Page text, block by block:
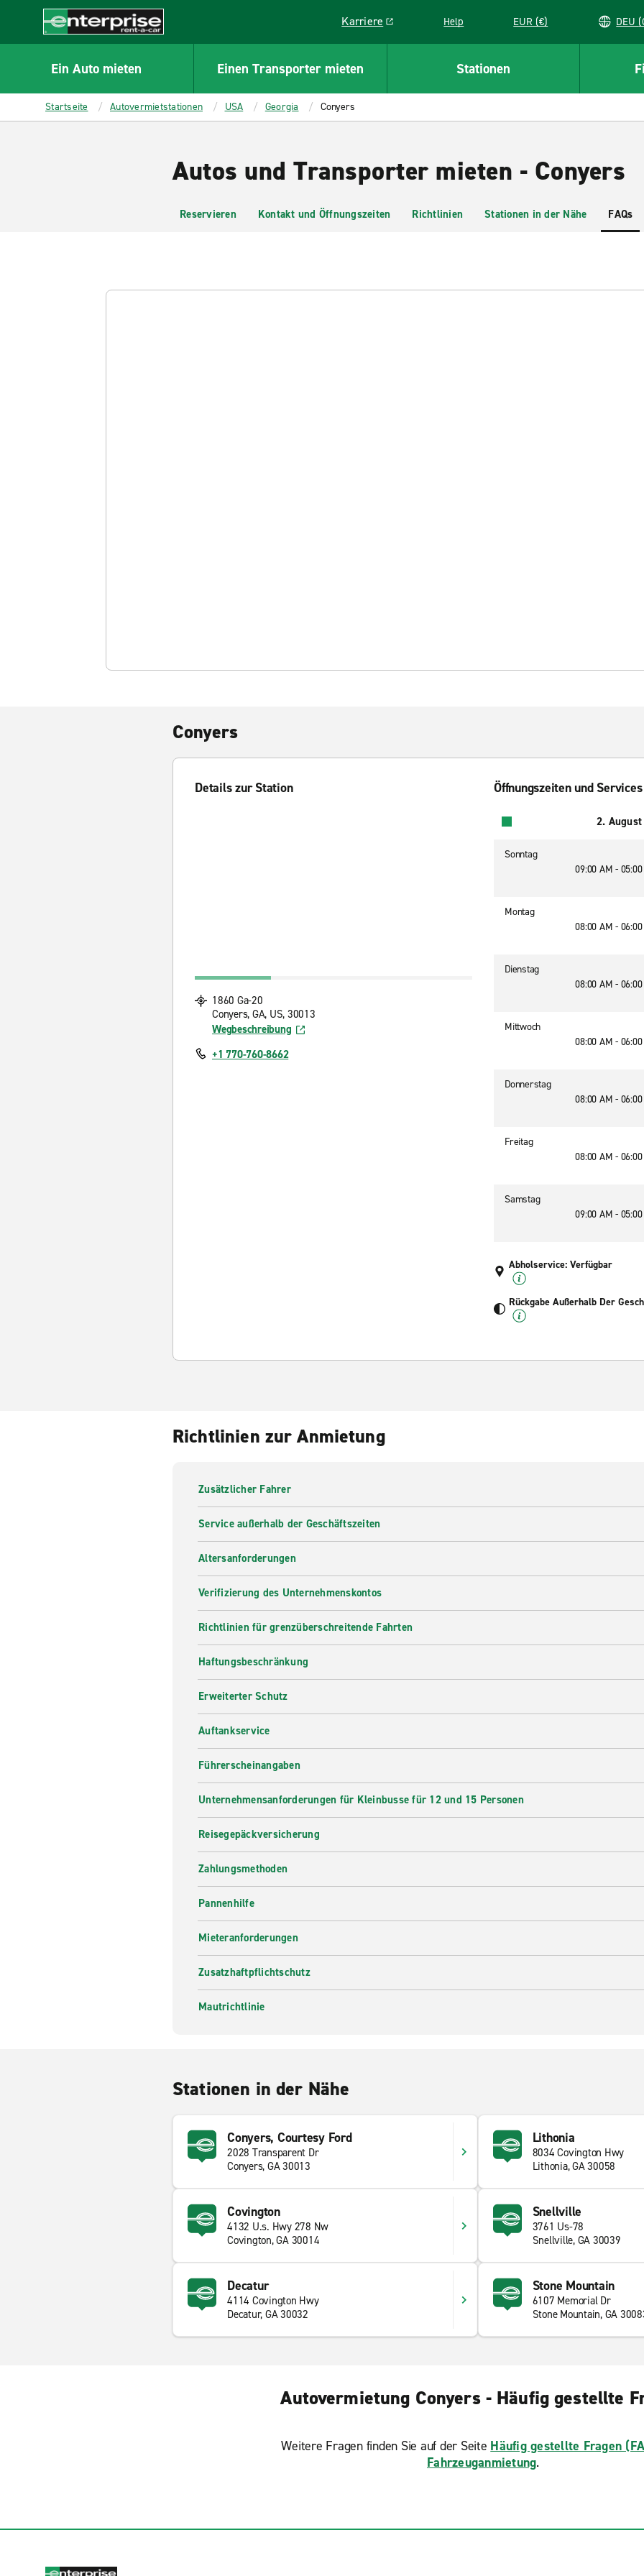
CONTENT
Enterprise
Karriere
Link opens in a new window
Help EUR (€)
Ein Auto mieten Einen Transporter mieten Stationen
Startseite Autovermietstationen USA Georgia Conyers
Autos und Transporter mieten - Conyers
Reservieren Kontakt und Öffnungszeiten Richtlinien Stationen in der Nähe FAQs
Conyers
Details zur Station
1860 Ga-20
Conyers, GA, US, 30013
Wegbeschreibung
+1 770-760-8662
Öffnungszeiten und Services
2.
Sonntag
09:00 AM -
Montag
08:00 AM -
Dienstag
08:00 AM -
Mittwoch
08:00 AM -
Donnerstag
08:00 AM -
Freitag
08:00 AM -
Samstag
09:00 AM -
Abholservice: Verfügbar
Rückgabe Außerhalb Der
Richtlinien zur Anmietung
Zusätzlicher Fahrer
Service außerhalb der Geschäftszeiten
Altersanforderungen
Verifizierung des Unternehmenskontos
Richtlinien für grenzüberschreitende Fahrten
Haftungsbeschränkung
Erweiterter Schutz
Auftankservice
Führerscheinangaben
Unternehmensanforderungen für Kleinbusse für 12 und 15 Personen
Reisegepäckversicherung
Zahlungsmethoden
Pannenhilfe
Mieteranforderungen
Zusatzhaftpflichtschutz
Mautrichtlinie
Stationen in der Nähe
Conyers, Courtesy Ford
2028 Transparent Dr
Conyers, GA 30013
Lithonia
8034 Covington Hwy
Lithonia, GA 30058
Covington
4132 U.s. Hwy 278 Nw
Covington, GA 30014
Snellville
3761 Us-78
Snellville, GA 30039
Decatur
4114 Covington Hwy
Decatur, GA 30032
Stone Mountain
6107 Memorial Dr
Stone Mountain, GA
Autovermietung Conyers - Häufig gestellte
Weitere Fragen finden Sie auf der Seite Häufig gestellte Fragen
Fahrzeuganmietung.